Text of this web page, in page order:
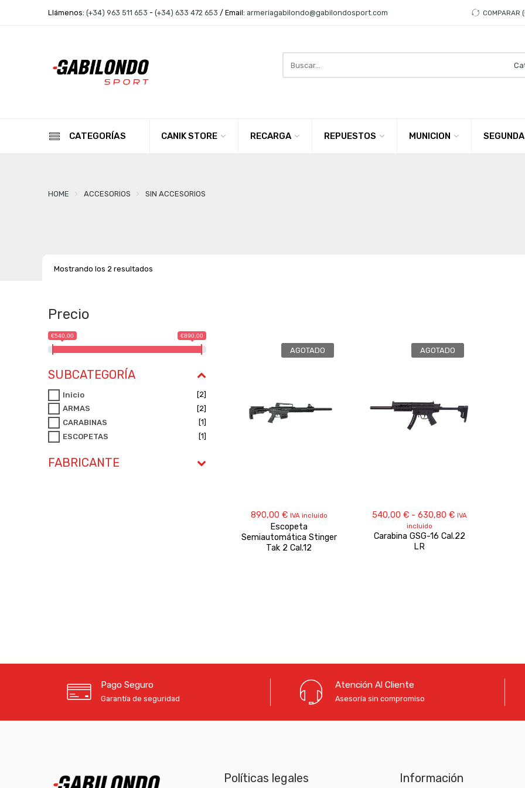
Llámenos: (+34) 963 511 653 - (+34) 633 472 653 / Email: armeriagabilondo@gabilondosport.com COMPARAR
here
CATEGORÍAS CANIK STORE RECARGA REPUESTOS MUNICION
HOME ACCESORIOS SIN ACCESORIOS
Mostrando los 2 resultados
AGOTADO
890,00 € IVA incluido
Escopeta
Semiautomática Stinger
Tak 2 Cal.12
AGOTADO
540,00 € - 630,80 €Rango
precios:
IVA
incluido
Carabina GSG-16 Cal.22
LR
Precio
€540,00 €890,00
SUBCATEGORÍA
Inicio
[2]
ARMAS
[2]
CARABINAS
[1]
ESCOPETAS
[1]
FABRICANTE
Pago Seguro
Garantía de seguridad
Atención Al Cliente
Asesoría sin compromiso
Políticas legales Información